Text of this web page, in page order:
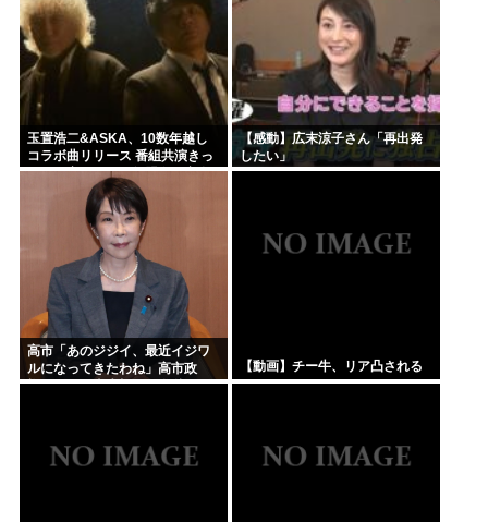
玉置浩二&ASKA、10数年越し
コラボ曲リリース 番組共演きっ
かけで実現…同い年盟友の完全
【感動】広末涼子さん「再出発
したい」
高市「あのジジイ、最近イジワ
ルになってきたわね」高市政
権、ついに麻生切り！嫌儲はど
【動画】チー牛、リア凸される